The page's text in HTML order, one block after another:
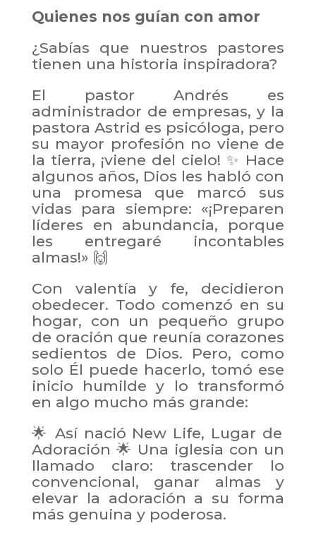
Quienes nos guían con amor
¿Sabías que nuestros pastores
tienen una historia inspiradora?
El pastor Andrés es
administrador de empresas, y la
pastora Astrid es psicóloga, pero
su mayor profesión no viene de
la tierra, ¡viene del cielo! ✨ Hace
algunos años, Dios les habló con
una promesa que marcó sus
vidas para siempre: «¡Preparen
líderes en abundancia, porque
les entregaré incontables
almas!» 🙌
Con valentía y fe, decidieron
obedecer. Todo comenzó en su
hogar, con un pequeño grupo
de oración que reunía corazones
sedientos de Dios. Pero, como
solo Él puede hacerlo, tomó ese
inicio humilde y lo transformó
en algo mucho más grande:
🌟 Así nació New Life, Lugar de
Adoración 🌟 Una iglesia con un
llamado claro: trascender lo
convencional, ganar almas y
elevar la adoración a su forma
más genuina y poderosa.